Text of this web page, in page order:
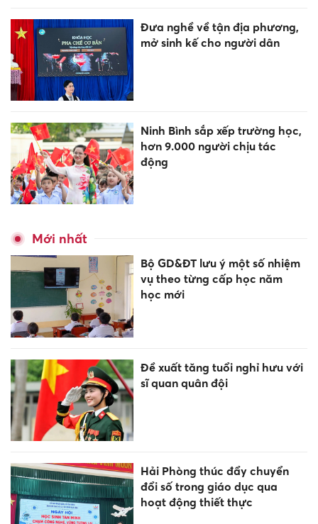
Đưa nghề về tận địa phương,
mở sinh kế cho người dân
Ninh Bình sắp xếp trường học,
hơn 9.000 người chịu tác
động
Mới nhất
Bộ GD&ĐT lưu ý một số nhiệm
vụ theo từng cấp học năm
học mới
Đề xuất tăng tuổi nghỉ hưu với
sĩ quan quân đội
Hải Phòng thúc đẩy chuyển
đổi số trong giáo dục qua
hoạt động thiết thực